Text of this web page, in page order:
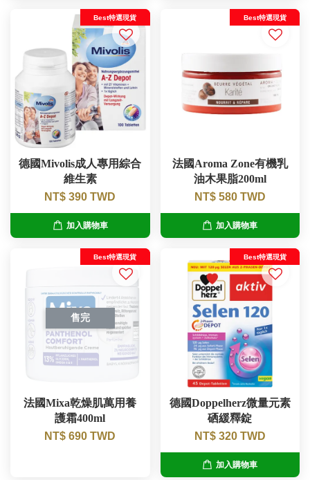
Best特選現貨
德國Mivolis成人專用綜合
維生素
NT$ 390 TWD
加入購物車
Best特選現貨
法國Aroma Zone有機乳
油木果脂200ml
NT$ 580 TWD
加入購物車
售完
Best特選現貨
法國Mixa乾燥肌萬用養
護霜400ml
NT$ 690 TWD
Best特選現貨
德國Doppelherz微量元素
硒緩釋錠
NT$ 320 TWD
加入購物車